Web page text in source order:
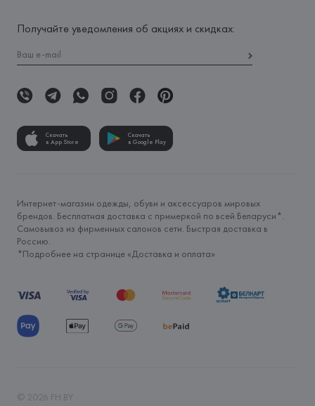
Получайте уведомления об акциях и скидках:
Скачать
в App Store
Скачать
в Google Play
Интернет-магазин одежды, обуви и аксессуаров мировых
брендов. Бесплатная доставка с примеркой по всей Беларуси*.
Самовывоз из фирменных салонов сети. Быстрая доставка в
Россию.
*Подробнее на странице «Доставка и оплата»
© 2026 FH.BY